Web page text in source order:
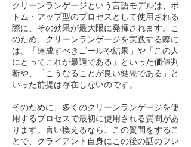
クリーンランゲージという言語モデルは、ボ
トム・アップ型のプロセスとして使用される
際に、その効果が最大限に発揮されます。こ
のため、クリーンランゲージを実践する際に
は、「達成すべきゴールや結果」や「この人
にとってこれが最適である」といった価値判
断や、「こうなることが良い結果である」と
いった前提は存在しないのです。
​そのために、多くのクリーンランゲージを使
用するプロセスで最初に使用される質問があ
ります。言い換えるなら、この質問をするこ
とで、クライアント自身にこの後の話のフレ